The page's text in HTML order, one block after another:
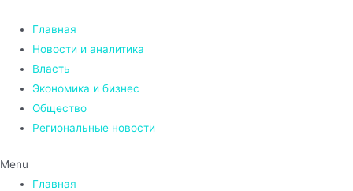
содержимому
Главная
Новости и аналитика
Власть
Экономика и бизнес
Общество
Региональные новости
Menu
Главная